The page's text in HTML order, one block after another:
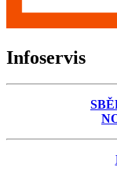
Infoservis